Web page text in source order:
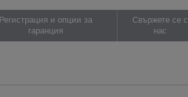
Регистрация и опции за
гаранция
Свържете се с
нас